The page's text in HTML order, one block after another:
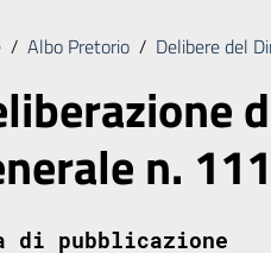
/ Albo Pretorio / Delibere del
n.
di pubblicazione